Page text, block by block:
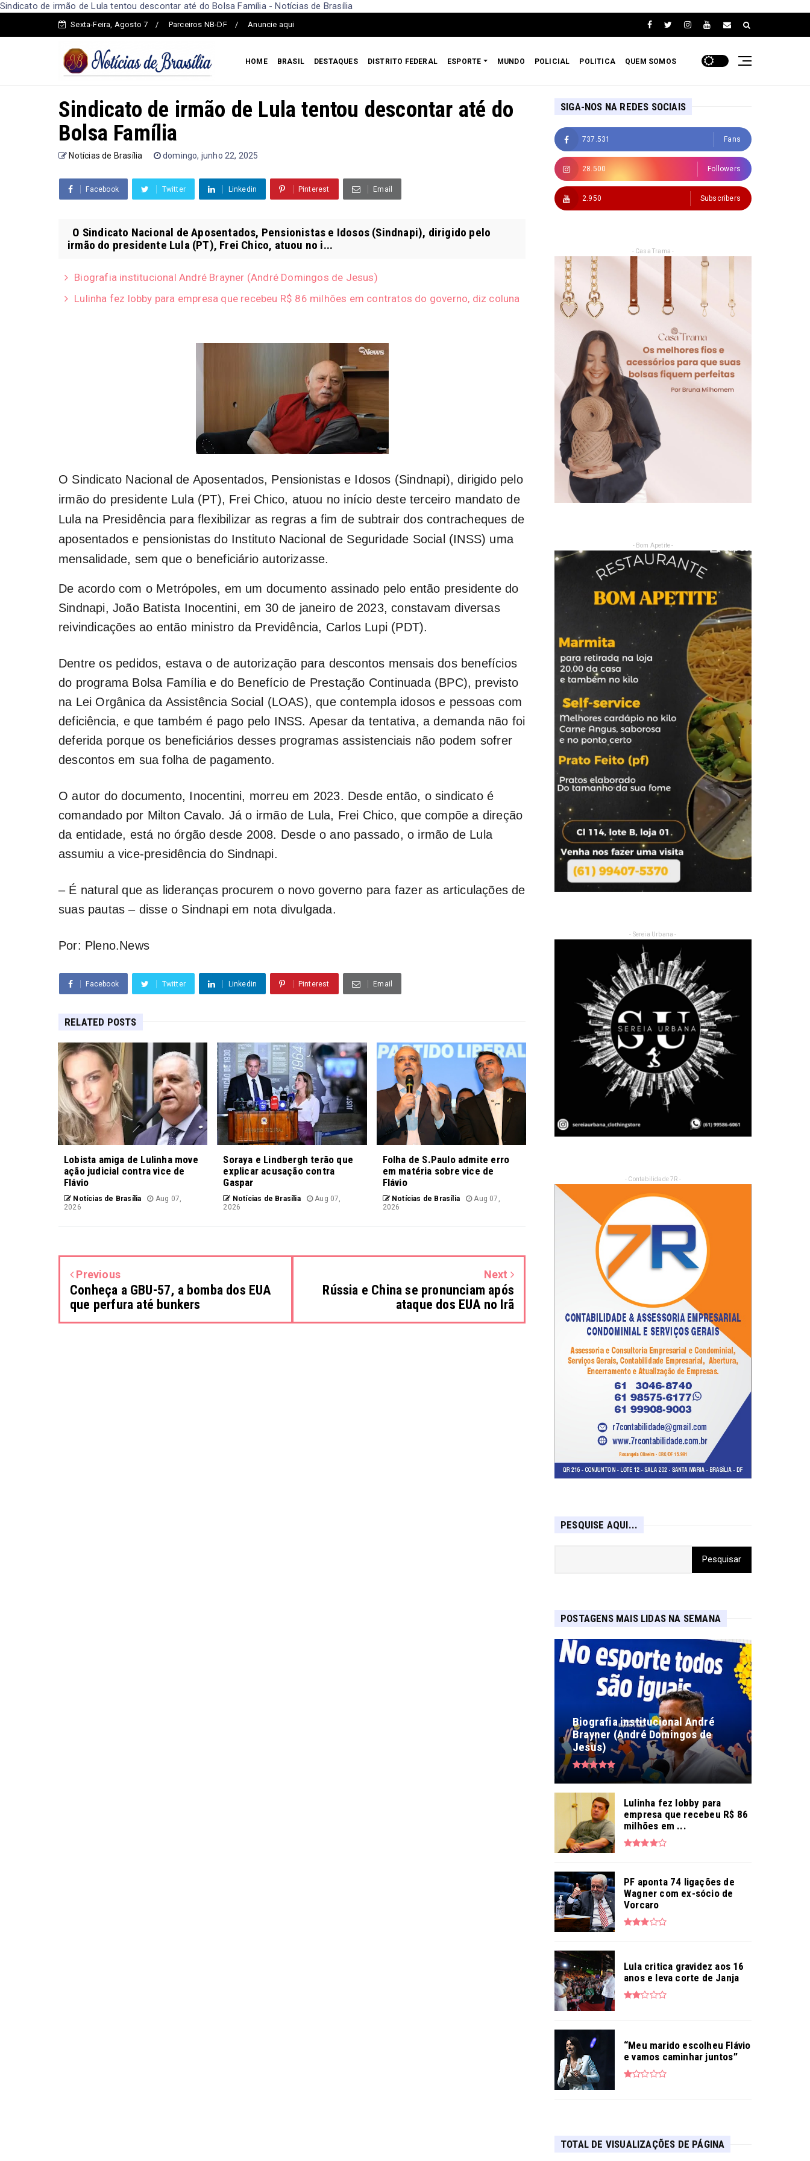
Sindicato de irmão de Lula tentou descontar até do Bolsa Família - Notícias de Brasília
Sexta-Feira, Agosto 7 Parceiros NB-DF Anuncie aqui
HOME BRASIL DESTAQUES DISTRITO FEDERAL ESPORTE MUNDO POLICIAL POLITICA QUEM SOMOS
Sindicato de irmão de Lula tentou descontar até do
Bolsa Família
Notícias de Brasília domingo, junho 22, 2025
Facebook Twitter Linkedin Pinterest Email
O Sindicato Nacional de Aposentados, Pensionistas e Idosos (Sindnapi), dirigido pelo
irmão do presidente Lula (PT), Frei Chico, atuou no i...
Biografia institucional André Brayner (André Domingos de Jesus)
Lulinha fez lobby para empresa que recebeu R$ 86 milhões em contratos do governo, diz coluna
O Sindicato Nacional de Aposentados, Pensionistas e Idosos (Sindnapi), dirigido pelo
irmão do presidente Lula (PT), Frei Chico, atuou no início deste terceiro mandato de
Lula na Presidência para flexibilizar as regras a fim de subtrair dos contracheques de
aposentados e pensionistas do Instituto Nacional de Seguridade Social (INSS) uma
mensalidade, sem que o beneficiário autorizasse.
De acordo com o Metrópoles, em um documento assinado pelo então presidente do
Sindnapi, João Batista Inocentini, em 30 de janeiro de 2023, constavam diversas
reivindicações ao então ministro da Previdência, Carlos Lupi (PDT).
Dentre os pedidos, estava o de autorização para descontos mensais dos benefícios
do programa Bolsa Família e do Benefício de Prestação Continuada (BPC), previsto
na Lei Orgânica da Assistência Social (LOAS), que contempla idosos e pessoas com
deficiência, e que também é pago pelo INSS. Apesar da tentativa, a demanda não foi
deferida porque os beneficiários desses programas assistenciais não podem sofrer
descontos em sua folha de pagamento.
O autor do documento, Inocentini, morreu em 2023. Desde então, o sindicato é
comandado por Milton Cavalo. Já o irmão de Lula, Frei Chico, que compõe a direção
da entidade, está no órgão desde 2008. Desde o ano passado, o irmão de Lula
assumiu a vice-presidência do Sindnapi.
– É natural que as lideranças procurem o novo governo para fazer as articulações de
suas pautas – disse o Sindnapi em nota divulgada.
Por: Pleno.News
Facebook Twitter Linkedin Pinterest Email
RELATED POSTS
Lobista amiga de Lulinha move
ação judicial contra vice de
Flávio
Notícias de Brasília
Aug 07,
2026
Soraya e Lindbergh terão que
explicar acusação contra
Gaspar
Notícias de Brasília
Aug 07,
2026
Folha de S.Paulo admite erro
em matéria sobre vice de
Flávio
Notícias de Brasília
Aug 07,
2026
Previous
Conheça a GBU-57, a bomba dos EUA
que perfura até bunkers
Next
Rússia e China se pronunciam após
ataque dos EUA no Irã
SIGA-NOS NA REDES SOCIAIS
737.531 Fans
28.500 Followers
2.950 Subscribers
- Casa Trama -
- Bom Apetite -
- Sereia Urbana -
- Contabilidade 7R -
PESQUISE AQUI...
POSTAGENS MAIS LIDAS NA SEMANA
Biografia institucional André
Brayner (André Domingos de
Jesus)
Lulinha fez lobby para
empresa que recebeu R$ 86
milhões em ...
PF aponta 74 ligações de
Wagner com ex-sócio de
Vorcaro
Lula critica gravidez aos 16
anos e leva corte de Janja
“Meu marido escolheu Flávio
e vamos caminhar juntos”
TOTAL DE VISUALIZAÇÕES DE PÁGINA